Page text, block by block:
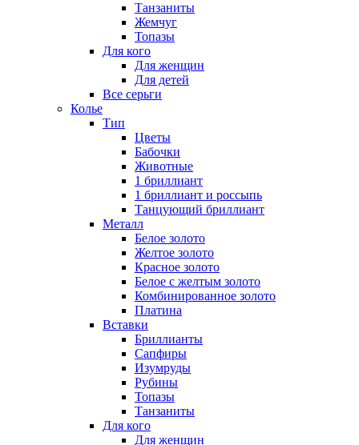
Танзаниты
Жемчуг
Топазы
Для кого
Для женщин
Для детей
Все серьги
Колье
Тип
Цветы
Бабочки
Животные
1 бриллиант
1 бриллиант и россыпь
Танцующий бриллиант
Металл
Белое золото
Желтое золото
Красное золото
Белое с желтым золото
Комбинированное золото
Платина
Вставки
Бриллианты
Сапфиры
Изумруды
Рубины
Топазы
Танзаниты
Для кого
Для женщин